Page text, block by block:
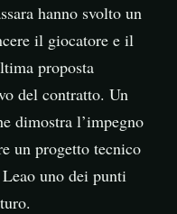
hanno svolto un
il giocatore e il
proposta
del contratto. Un
dimostra l’impegno
un progetto tecnico
uno dei punti